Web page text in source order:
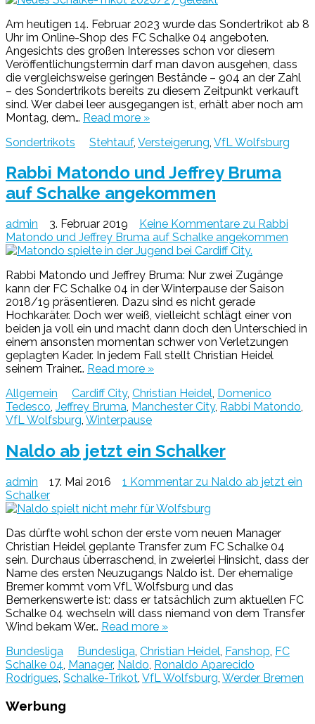
Am heutigen 14. Februar 2023 wurde das Sondertrikot ab 8
Uhr im Online-Shop des FC Schalke 04 angeboten.
Angesichts des großen Interesses schon vor diesem
Veröffentlichungstermin darf man davon ausgehen, dass
die vergleichsweise geringen Bestände – 904 an der Zahl
– des Sondertrikots bereits zu diesem Zeitpunkt verkauft
sind. Wer dabei leer ausgegangen ist, erhält aber noch am
Montag, dem… Read more »
Sondertrikots
Stehtauf, Versteigerung VfL Wolfsburg
Rabbi Matondo und Jeffrey Bruma
auf Schalke angekommen
admin 3. Februar 2019 Keine Kommentare zu Rabbi
Matondo und Jeffrey Bruma auf Schalke angekommen
Rabbi Matondo und Jeffrey Bruma: Nur zwei Zugänge
kann der FC Schalke 04 in der Winterpause der Saison
2018/19 präsentieren. Dazu sind es nicht gerade
Hochkaräter. Doch wer weiß, vielleicht schlägt einer von
beiden ja voll ein und macht dann doch den Unterschied in
einem ansonsten momentan schwer von Verletzungen
geplagten Kader. In jedem Fall stellt Christian Heidel
seinem Trainer… Read more »
Allgemein
Cardiff City, Christian Heidel, Domenico
Tedesco, Jeffrey Bruma, Manchester City, Rabbi Matondo,
VfL Wolfsburg, Winterpause
Naldo ab jetzt ein Schalker
admin 17. Mai 2016 1 Kommentar zu Naldo ab jetzt ein
Schalker
Das dürfte wohl schon der erste vom neuen Manager
Christian Heidel geplante Transfer zum FC Schalke 04
sein. Durchaus überraschend, in zweierlei Hinsicht, dass der
Name des ersten Neuzugangs Naldo ist. Der ehemalige
Bremer kommt vom VfL Wolfsburg und das
Bemerkenswerte ist: dass er tatsächlich zum aktuellen FC
Schalke 04 wechseln will dass niemand von dem Transfer
Wind bekam Wer… Read more »
Bundesliga
Bundesliga, Christian Heidel, Fanshop, FC
Schalke 04, Manager, Naldo, Ronaldo Aparecido
Rodrigues, Schalke-Trikot, VfL Wolfsburg, Werder Bremen
Werbung